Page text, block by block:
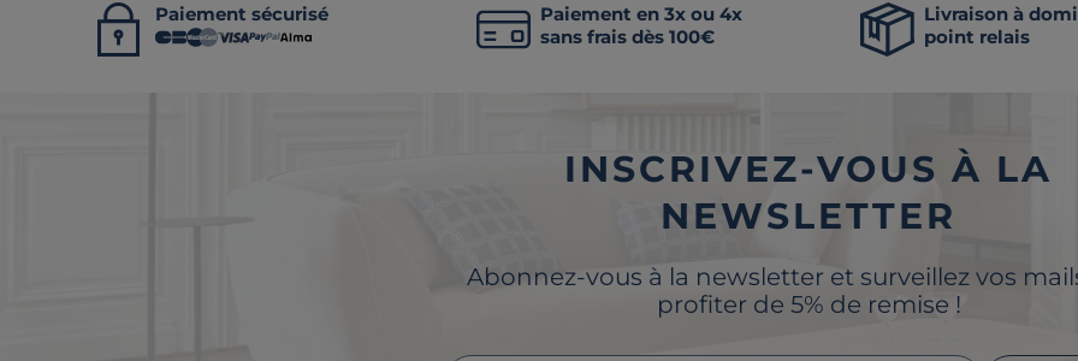
Paiement sécurisé
Paiement en 3x ou 4x
sans frais dès 100€
Livraison à
point relais
INSCRIVEZ-VOUS À LA
NEWSLETTER
Abonnez-vous à la newsletter et surveillez vos
profiter de 5% de remise !